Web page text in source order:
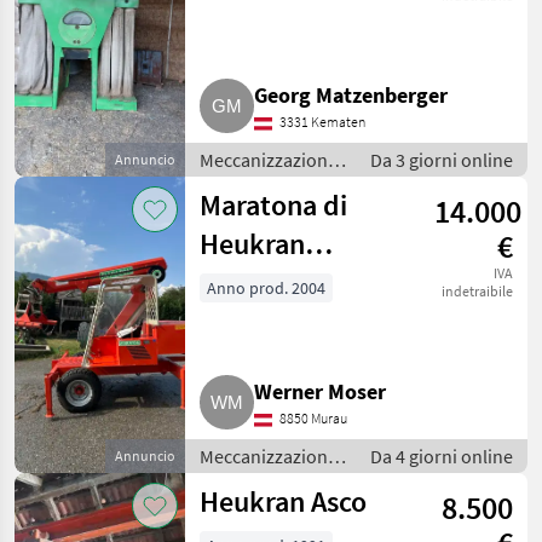
Annuncio
Georg Matzenberger
3331 Kematen
Meccanizzazione
interna /
Fienagione
Da 3 giorni online
Annuncio
Maratona di
Heukran
Maratona
14.000
€
IVA
indetraibile
Anno prod. 2004
Werner Moser
8850 Murau
Meccanizzazione
interna /
Fienagione
Da 4 giorni online
Heukran Asco
8.500